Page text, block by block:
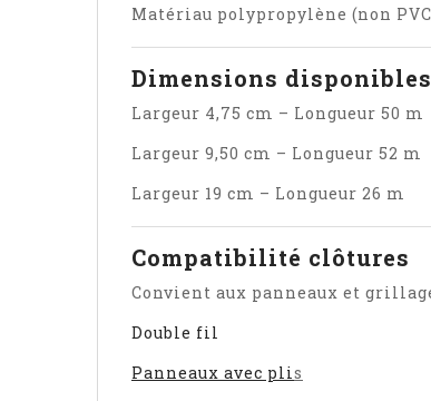
Matériau polypropylène (non
Dimensions disponibles
Largeur 4,75 cm – Longueur 50 m
Largeur 9,50 cm – Longueur 52 m
Largeur 19 cm – Longueur 26 m
Compatibilité clôtures
Convient aux panneaux et
Double fil
Panneaux avec plis